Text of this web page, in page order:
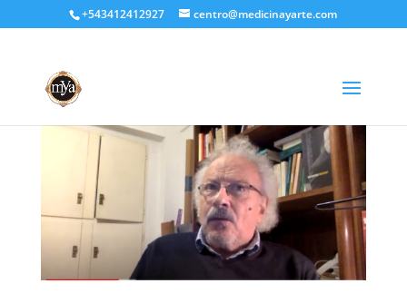
+543412412927 centro@medicinayarte.com